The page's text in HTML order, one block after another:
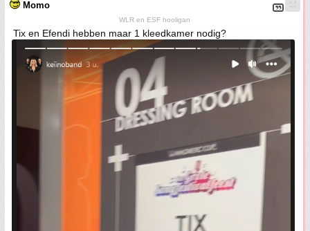
Momo
WLR en ESF hooligan
Tix en Efendi hebben maar 1 kleedkamer nodig?